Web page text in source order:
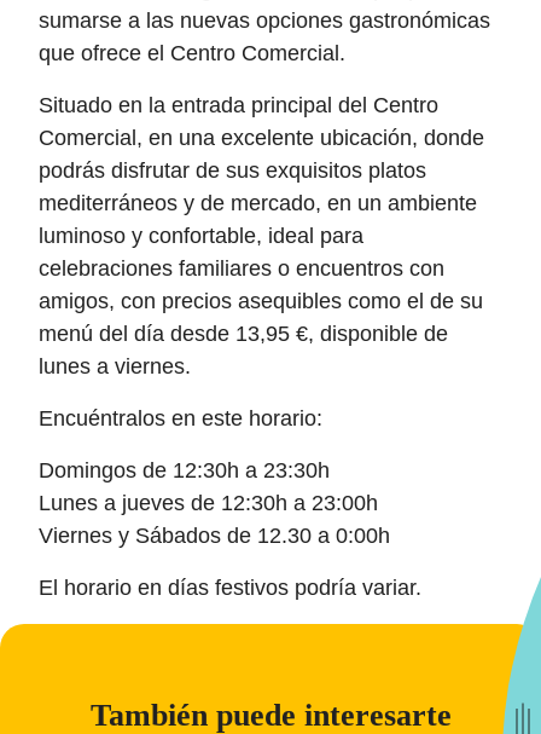
sumarse a las nuevas opciones gastronómicas
que ofrece el Centro Comercial.
Situado en la entrada principal del Centro
Comercial, en una excelente ubicación, donde
podrás disfrutar de sus exquisitos platos
mediterráneos y de mercado, en un ambiente
luminoso y confortable, ideal para
celebraciones familiares o encuentros con
amigos, con precios asequibles como el de su
menú del día desde 13,95 €, disponible de
lunes a viernes.
Encuéntralos en este horario:
Domingos de 12:30h a 23:30h
Lunes a jueves de 12:30h a 23:00h
Viernes y Sábados de 12.30 a 0:00h
El horario en días festivos podría variar.
También puede interesarte